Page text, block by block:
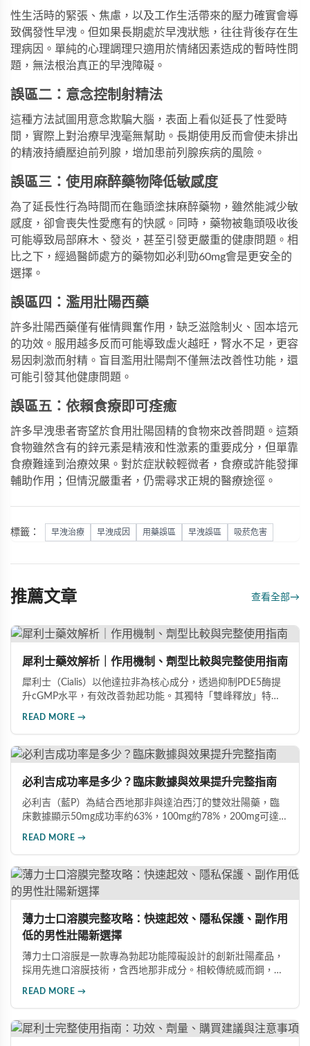
性生活時的緊張、焦慮，以及工作生活帶來的壓力確實會導
致偶發性早洩。但如果長期處於早洩狀態，往往背後存在生
理病因。單純的心理調理只適用於情緒因素造成的暫時性問
題，無法根治真正的早洩障礙。
誤區二：意念控制射精法
這種方法試圖用意念欺騙大腦，表面上看似延長了性愛時
間，實際上對治療早洩毫無幫助。長期使用反而會使未排出
的精液持續壓迫前列腺，增加患前列腺疾病的風險。
誤區三：使用麻醉藥物降低敏感度
為了延長性行為時間而在龜頭塗抹麻醉藥物，雖然能減少敏
感度，卻會喪失性愛應有的快感。同時，藥物被龜頭吸收後
可能導致局部麻木、發炎，甚至引發更嚴重的健康問題。相
比之下，經過醫師處方的藥物如必利勁60mg會是更安全的
選擇。
誤區四：濫用壯陽西藥
許多壯陽西藥僅有催情興奮作用，缺乏滋陰制火、固本培元
的功效。服用越多反而可能導致虛火越旺，腎水不足，更容
易因刺激而射精。盲目濫用壯陽劑不僅無法改善性功能，還
可能引發其他健康問題。
誤區五：依賴食療即可痊癒
許多早洩患者寄望於食用壯陽固精的食物來改善問題。這類
食物雖然含有的鋅元素是精液和性激素的重要成分，但單靠
食療難達到治療效果。對於症狀較輕微者，食療或許能發揮
輔助作用；但情況嚴重者，仍需尋求正規的醫療途徑。
標籤： 早洩治療 早洩成因 用藥誤區 早洩誤區 吸菸危害
推薦文章 查看全部→
犀利士藥效解析｜作用機制、劑型比較與完整使用指南
犀利士（Cialis）以他達拉非為核心成分，透過抑制PDE5酶提
升cGMP水平，有效改善勃起功能。其獨特「雙峰釋放」特性
據需求選擇最適合的犀利士規格。
READ MORE →
必利吉成功率是多少？臨床數據與效果提升完整指南
必利吉（藍P）為結合西地那非與達泊西汀的雙效壯陽藥，臨
床數據顯示50mg成功率約63%，100mg約78%，200mg可達
READ MORE →
薄力士口溶膜完整攻略：快速起效、隱私保護、副作用
低的男性壯陽新選擇
薄力士口溶膜是一款專為勃起功能障礙設計的創新壯陽產品，
採用先進口溶膜技術，含西地那非成分。相較傳統威而鋼，起
READ MORE →